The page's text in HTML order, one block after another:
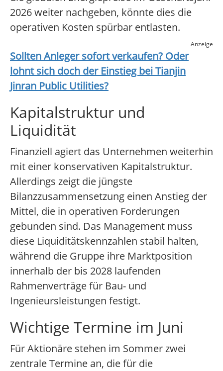
2026 weiter nachgeben, könnte dies die
operativen Kosten spürbar entlasten.
Anzeige
Sollten Anleger sofort verkaufen? Oder
lohnt sich doch der Einstieg beiTianjin
Jinran Public Utilities?
Kapitalstruktur und
Liquidität
Finanziell agiert das Unternehmen weiterhin
mit einer konservativen Kapitalstruktur.
Allerdings zeigt die jüngste
Bilanzzusammensetzung einen Anstieg der
Mittel, die in operativen Forderungen
gebunden sind. Das Management muss
diese Liquiditätskennzahlen stabil halten,
während die Gruppe ihre Marktposition
innerhalb der bis 2028 laufenden
Rahmenverträge für Bau- und
Ingenieursleistungen festigt.
Wichtige Termine im Juni
Für Aktionäre stehen im Sommer zwei
zentrale Termine an, die für die